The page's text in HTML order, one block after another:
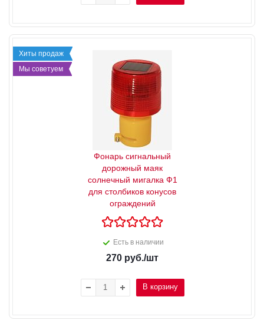
Хиты продаж
Мы советуем
Фонарь сигнальный
дорожный маяк
солнечный мигалка Ф1
для столбиков конусов
ограждений
Есть в наличии
270 руб./шт
В корзину